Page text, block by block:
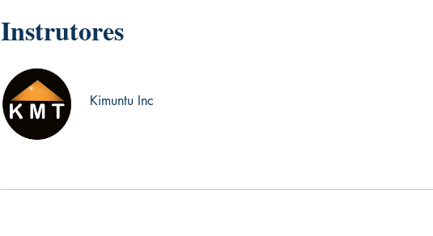
Instrutores
Kimuntu Inc